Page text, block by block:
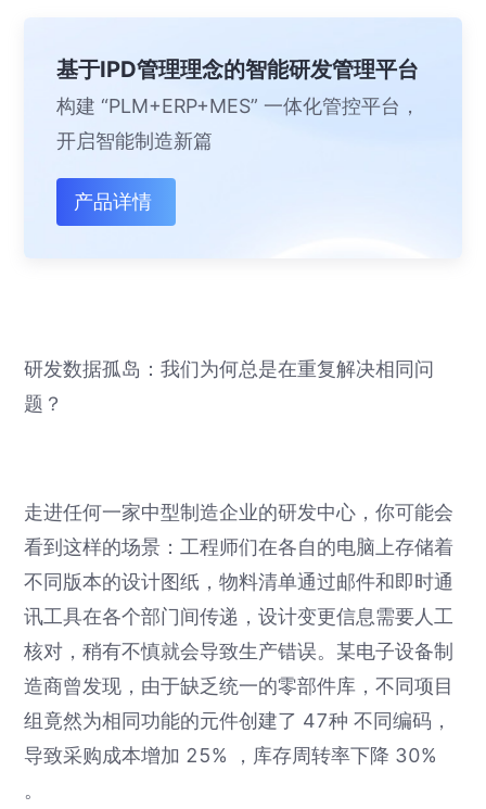
基于IPD管理理念的智能研发管理平台
构建 “PLM+ERP+MES” 一体化管控平台，
开启智能制造新篇
产品详情
研发数据孤岛：我们为何总是在重复解决相同问
题？
走进任何一家中型制造企业的研发中心，你可能会
看到这样的场景：工程师们在各自的电脑上存储着
不同版本的设计图纸，物料清单通过邮件和即时通
讯工具在各个部门间传递，设计变更信息需要人工
核对，稍有不慎就会导致生产错误。某电子设备制
造商曾发现，由于缺乏统一的零部件库，不同项目
组竟然为相同功能的元件创建了 47种 不同编码，
导致采购成本增加 25% ，库存周转率下降 30%
。